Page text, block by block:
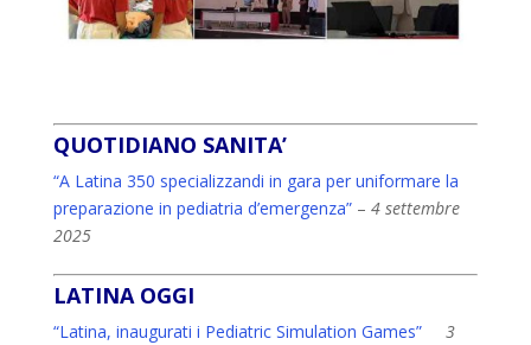
QUOTIDIANO SANITA’
“A Latina 350 specializzandi in gara per uniformare la
preparazione in pediatria d’emergenza”– 4 settembre
2025
LATINA OGGI
“Latina, inaugurati i Pediatric Simulation Games” 3